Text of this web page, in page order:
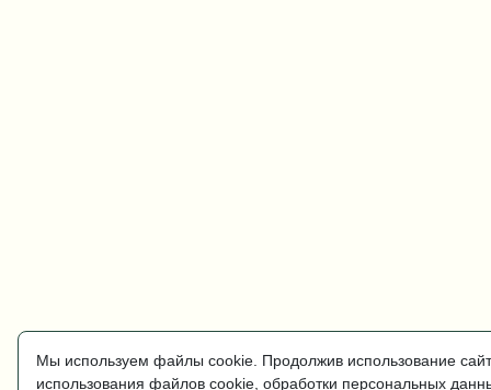
Мы используем файлы cookie. Продолжив использование
использования файлов cookie, обработки персональных